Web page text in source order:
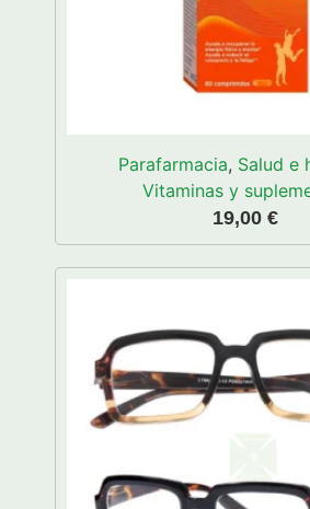
Parafarmacia, Salud e
Vitaminas y
19,00 €